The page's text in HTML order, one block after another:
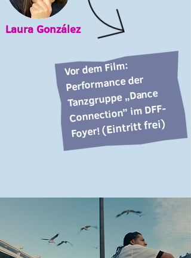
Laura González
Vor dem Film:
Performance der
Tanzgruppe „Dance
Connection” im DFF-
Foyer!(Eintritt frei)